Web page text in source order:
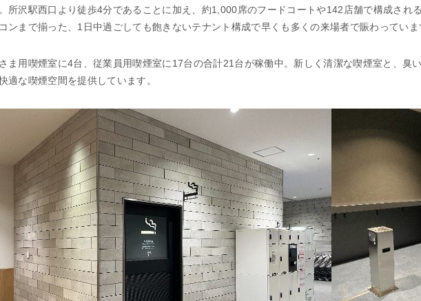
所沢駅西口より徒歩4分であることに加え、約1,000席のフードコートや142店舗で構成され
ンまで揃った、1日中過ごしても飽きないテナント構成で早くも多くの来場者で賑わっていま
ま用喫煙室に4台、従業員用喫煙室に17台の合計21台が稼働中。新しく清潔な喫煙室と、臭
適な喫煙空間を提供しています。